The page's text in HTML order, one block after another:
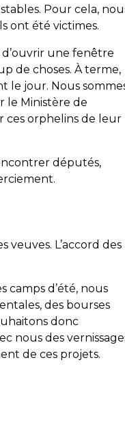
Pour cela,
ont été victimes.
d’ouvrir une fenêtre
de choses. À terme,
le jour. Nous
le Ministère de
ces orphelins de leur
députés,
L’accord des
camps d’été, nous
des bourses
donc
nous des
de ces projets.